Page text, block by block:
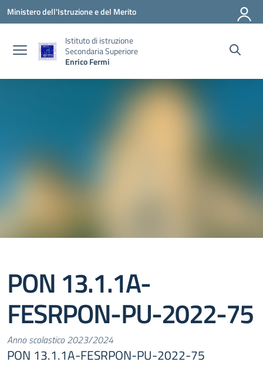
Vai ai contenuti
Vai al menu di navigazione
Vai al footer
Ministero dell'Istruzione e del Merito
Istituto di istruzione
Secondaria Superiore
Enrico Fermi
PON 13.1.1A-
FESRPON-PU-2022-75
Anno scolastico 2023/2024
PON 13.1.1A-FESRPON-PU-2022-75